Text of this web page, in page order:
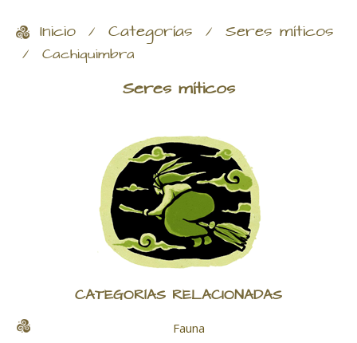
Inicio / Categorías / Seres míticos
/ Cachiquimbra
Seres míticos
CATEGORÍAS RELACIONADAS
Fauna